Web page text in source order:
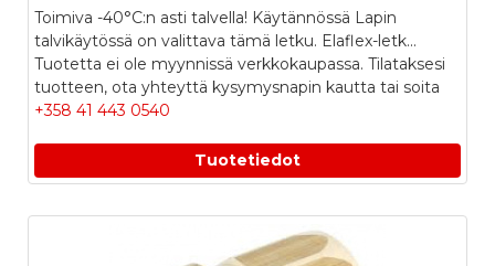
Toimiva -40°C:n asti talvella! Käytännössä Lapin
talvikäytössä on valittava tämä letku. Elaflex-letk...
Tuotetta ei ole myynnissä verkkokaupassa. Tilataksesi
tuotteen, ota yhteyttä kysymysnapin kautta tai soita
+358 41 443 0540
Tuotetiedot